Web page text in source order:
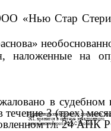
«Нью Стар
наложенные на
в судебном
3 (трех)
гл. 24 АПК